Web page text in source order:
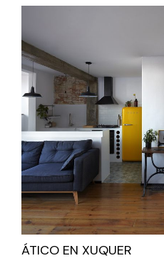
ÁTICO EN XUQUER